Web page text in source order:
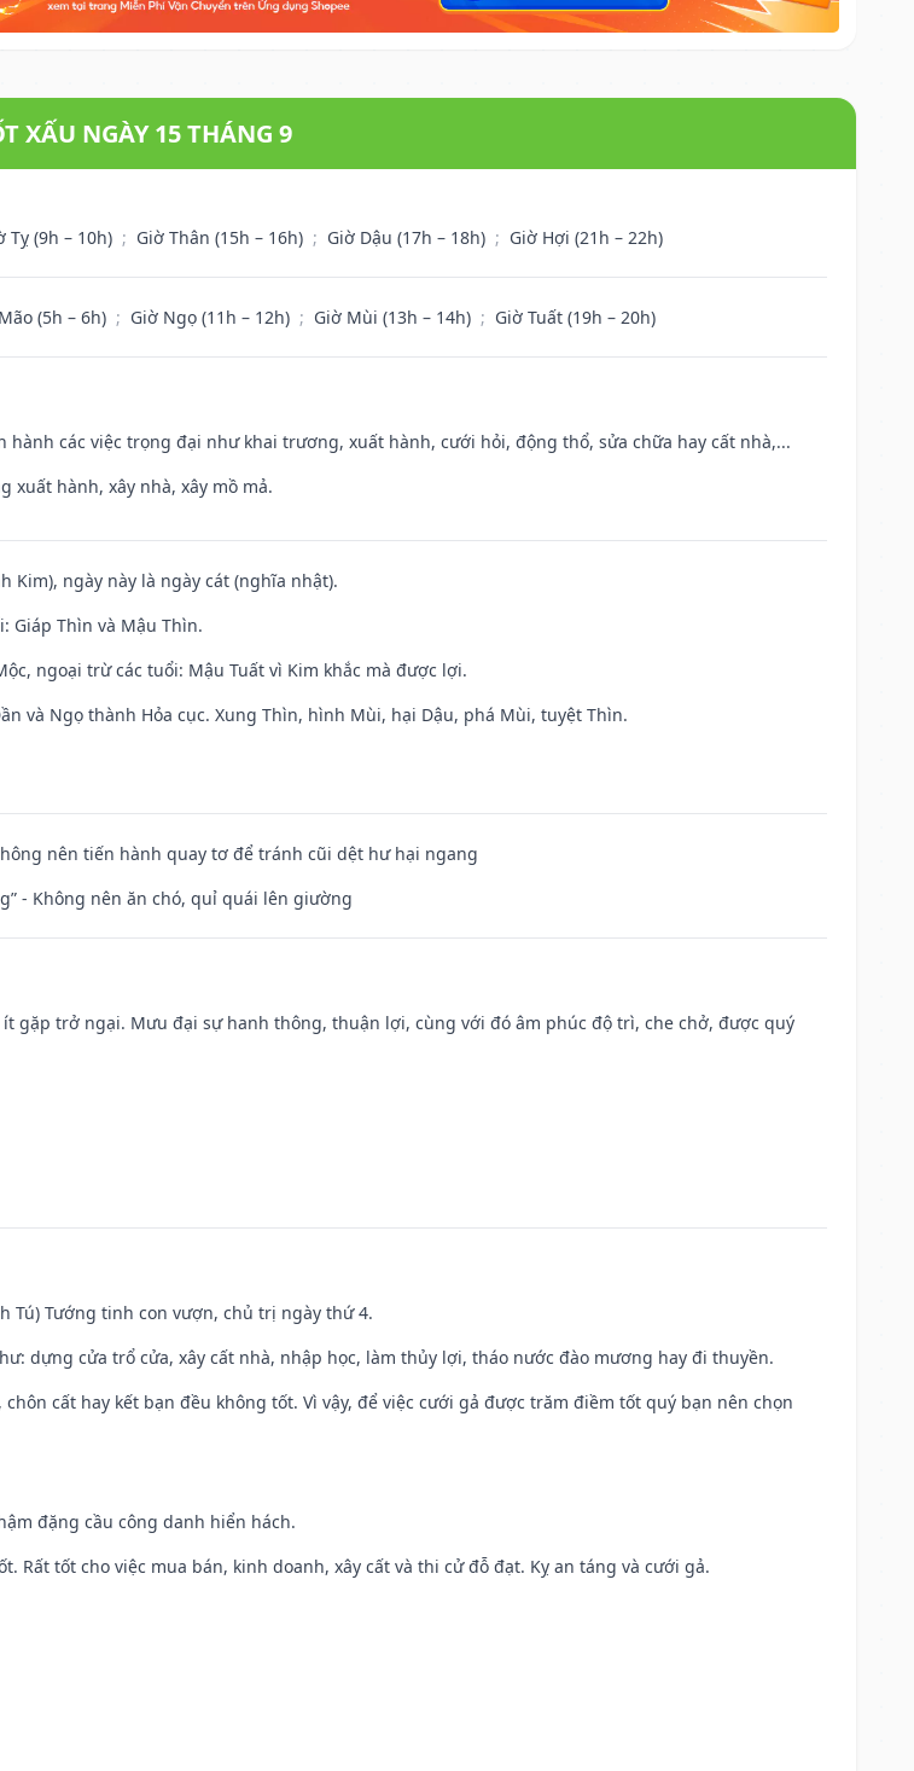
XẤU NGÀY 15 THÁNG 9
Tỵ (9h – 10h) ; Giờ Thân (15h – 16h) ; Giờ Dậu (17h – 18h) ; Giờ Hợi (21h – 22h)
(5h – 6h) ; Giờ Ngọ (11h – 12h) ; Giờ Mùi (13h – 14h) ; Giờ Tuất (19h – 20h)
hành các việc trọng đại như khai trương, xuất hành, cưới hỏi, động thổ, sửa chữa hay cất nhà,...
xuất hành, xây nhà, xây mồ mả.
Kim), ngày này là ngày cát (nghĩa nhật).
Giáp Thìn và Mậu Thìn.
ngoại trừ các tuổi: Mậu Tuất vì Kim khắc mà được lợi.
và Ngọ thành Hỏa cục. Xung Thìn, hình Mùi, hại Dậu, phá Mùi, tuyệt Thìn.
nên tiến hành quay tơ để tránh cũi dệt hư hại ngang
- Không nên ăn chó, quỉ quái lên giường
ít gặp trở ngại. Mưu đại sự hanh thông, thuận lợi, cùng với đó âm phúc độ trì, che chở, được quý
Tú) Tướng tinh con vượn, chủ trị ngày thứ 4.
dựng cửa trổ cửa, xây cất nhà, nhập học, làm thủy lợi, tháo nước đào mương hay đi thuyền.
cất hay kết bạn đều không tốt. Vì vậy, để việc cưới gả được trăm điềm tốt quý bạn nên chọn
đặng cầu công danh hiển hách.
Rất tốt cho việc mua bán, kinh doanh, xây cất và thi cử đỗ đạt. Kỵ an táng và cưới gả.